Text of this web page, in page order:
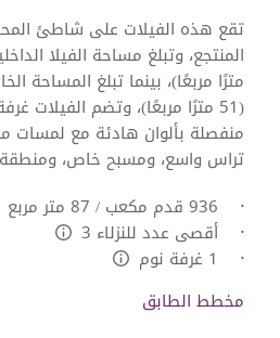
تقع هذه الفيلات على شاطئ
(51 مترًا مربعًا)، وتضم الفيلات
منفصلة بألوان هادئة مع لمسات
تراس واسع، ومسبح خاص، ومنطقة
936 قدم مكعب / 87 متر مربع
أقصى عدد للنزلاء 3
1 غرفة نوم
مخطط الطابق